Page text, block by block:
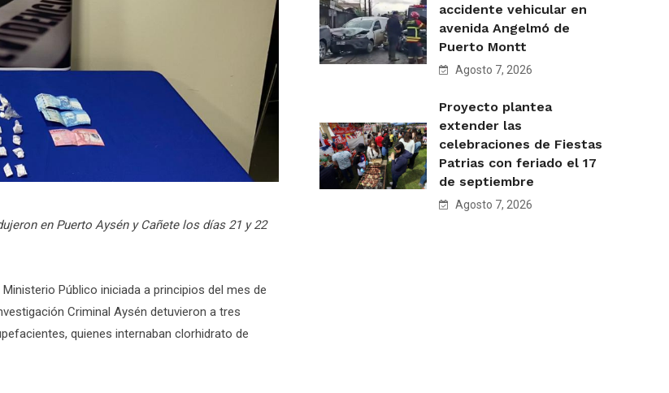
en Puerto Aysén y Cañete los días 21 y 22
Público iniciada a principios del mes de
Criminal Aysén detuvieron a tres
quienes internaban clorhidrato de
accidente vehicular en
avenida Angelmó de
Puerto Montt
Agosto 7, 2026
Proyecto plantea
extender las
celebraciones de Fiestas
Patrias con feriado el 17
de septiembre
Agosto 7, 2026